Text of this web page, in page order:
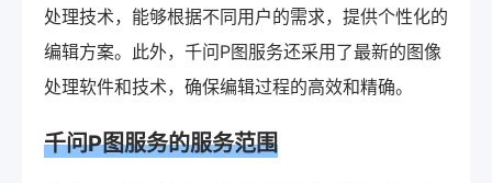
处理技术，能够根据不同用户的需求，提供个性化的
编辑方案。此外，千问P图服务还采用了最新的图像
处理软件和技术，确保编辑过程的高效和精确。
千问P图服务的服务范围